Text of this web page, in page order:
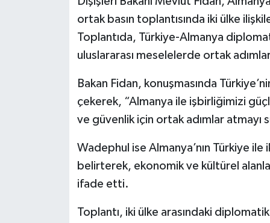
ortak basın toplantısında iki ülke
Toplantıda, Türkiye-Almanya
uluslararası meselelerde ortak
Bakan Fidan, konuşmasında
çekerek, “Almanya ile işbirliğimizi
ve güvenlik için ortak adımlar atmayı
Wadephul ise Almanya’nın Türkiye
belirterek, ekonomik ve kültürel
ifade etti.
Toplantı, iki ülke arasındaki